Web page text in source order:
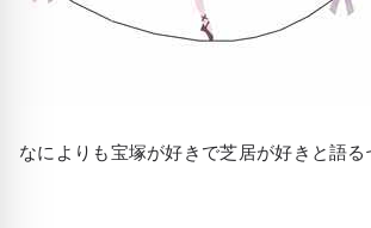
なによりも宝塚が好きで芝居が好きと語る